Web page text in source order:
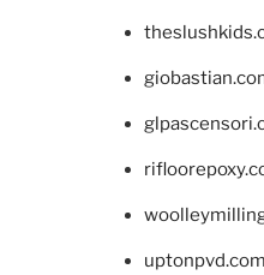
uptonpvd.com